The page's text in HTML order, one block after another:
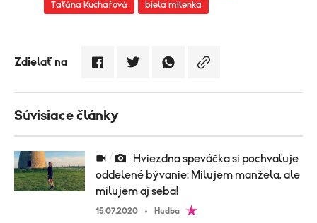
Taťána Kuchařová biela milenka
Zdielať na
Súvisiace články
oddelené bývanie: Milujem manžela, ale
milujem aj seba!
15.07.2020 Hudba